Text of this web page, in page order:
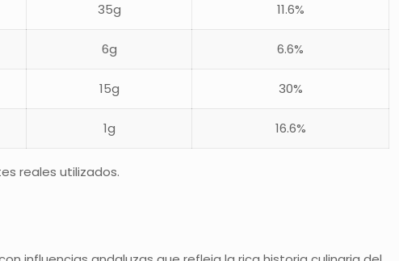
35g 11.6%
6g 6.6%
15g 30%
1g 16.6%
reales utilizados.